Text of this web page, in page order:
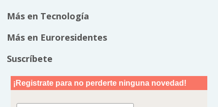
Más en Tecnología
Más en Euroresidentes
Suscríbete